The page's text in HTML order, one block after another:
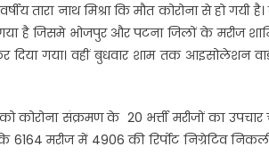
तारा नाथ मिश्रा कि मौत कोरोना से हो गयी है।
है जिसमे भोजपुर और पटना जिलों के मरीज
दिया गया। वहीं बुधवार शाम तक आइसोलेशन
संक्रमण के 20 भर्त्ती मरीजों का
मरीज में 4906 की रिर्पोट निग्रेटिव